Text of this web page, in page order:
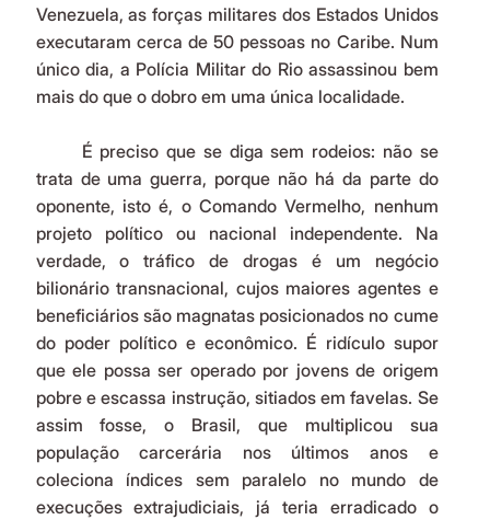
Venezuela, as forças militares dos Estados Unidos
executaram cerca de 50 pessoas no Caribe. Num
único dia, a Polícia Militar do Rio assassinou bem
mais do que o dobro em uma única localidade.
trata de uma guerra, porque não há da parte do
oponente, isto é, o Comando Vermelho, nenhum
projeto político ou nacional independente. Na
verdade, o tráfico de drogas é um negócio
bilionário transnacional, cujos maiores agentes e
beneficiários são magnatas posicionados no cume
do poder político e econômico. É ridículo supor
que ele possa ser operado por jovens de origem
pobre e escassa instrução, sitiados em favelas. Se
assim fosse, o Brasil, que multiplicou sua
população carcerária nos últimos anos e
coleciona índices sem paralelo no mundo de
execuções extrajudiciais, já teria erradicado o